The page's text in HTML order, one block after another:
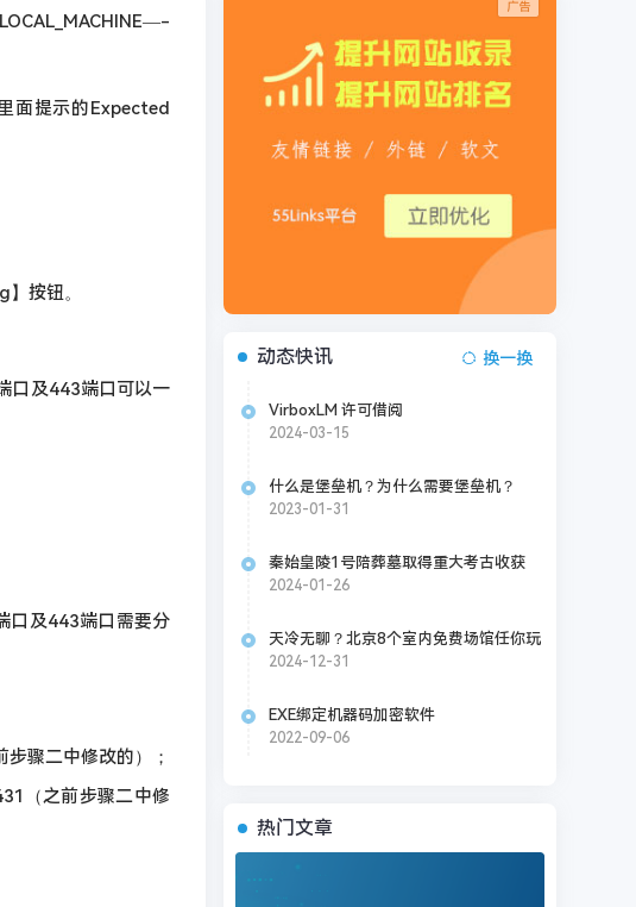
面提示的Expected
按钮。
口及443端口可以一
口及443端口需要分
骤二中修改的）；
（之前步骤二中修
动态快讯 换一换
VirboxLM 许可借阅
2024-03-15
什么是堡垒机？为什么需要堡垒机？
2023-01-31
秦始皇陵1号陪葬墓取得重大考古收获
2024-01-26
天冷无聊？北京8个室内免费场馆任你玩
2024-12-31
EXE绑定机器码加密软件
2022-09-06
热门文章